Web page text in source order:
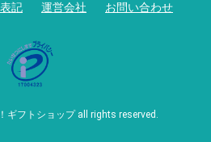
記 運営会社 お問い合わせ
ギフトショップ all rights reserved.